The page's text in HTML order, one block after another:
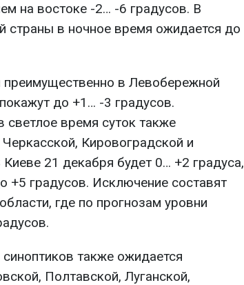
на востоке -2… -6 градусов. В
страны в ночное время ожидается до
в Левобережной
до +1… -3 градусов.
время суток также
Кировоградской и
21 декабря будет 0… +2 градуса,
+5 градусов. Исключение составят
где по прогнозам уровни
также ожидается
Полтавской, Луганской,